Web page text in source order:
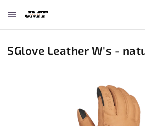
SGlove Leather W's -